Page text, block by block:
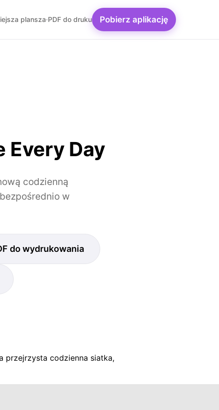
plansza·PDF do druku Pobierz aplikację
Every Day
codzienną
w
do wydrukowania
przejrzysta codzienna siatka,